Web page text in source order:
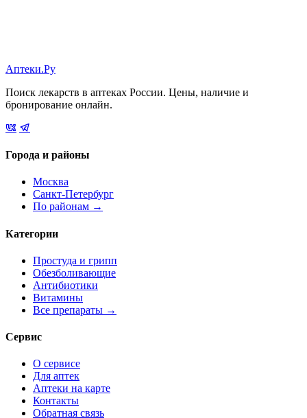
Аптеки.Ру
Поиск лекарств в аптеках России. Цены, наличие и
бронирование онлайн.
Города и районы
Москва
Санкт-Петербург
По районам →
Категории
Простуда и грипп
Обезболивающие
Антибиотики
Витамины
Все препараты →
Сервис
О сервисе
Для аптек
Аптеки на карте
Контакты
Обратная связь